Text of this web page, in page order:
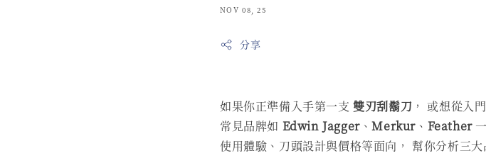
NOV 08, 25
分享
如果你正準備入手第一支雙刃刮鬍刀 ， 或想從入
常見品牌如 Edwin Jagger、Merkur 、 Feather
使用體驗、刀頭設計與價格等面向， 幫你分析三